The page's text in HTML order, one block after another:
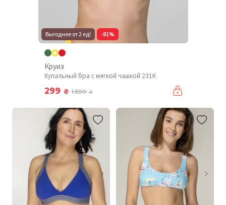
Выгоднее от 2 ед! -81%
Круиз
Купальный бра с мягкой чашкой 231K
299 ₴ 1 599₴